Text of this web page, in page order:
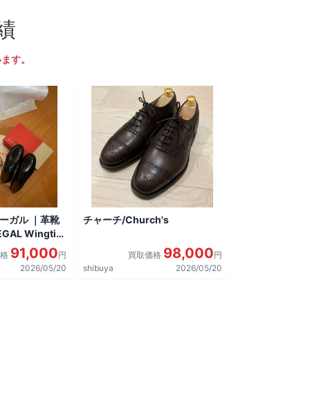
す。
ガル ｜革靴
Wingtip
した。
91,000円
2026/05/20
チャーチ/Church's
買取価格 98,000円
shibuya
2026/05/20